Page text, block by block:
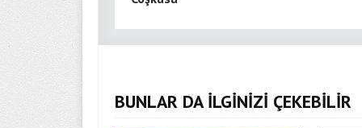
BUNLAR DA İLGİNİZİ ÇEKEBİLİR